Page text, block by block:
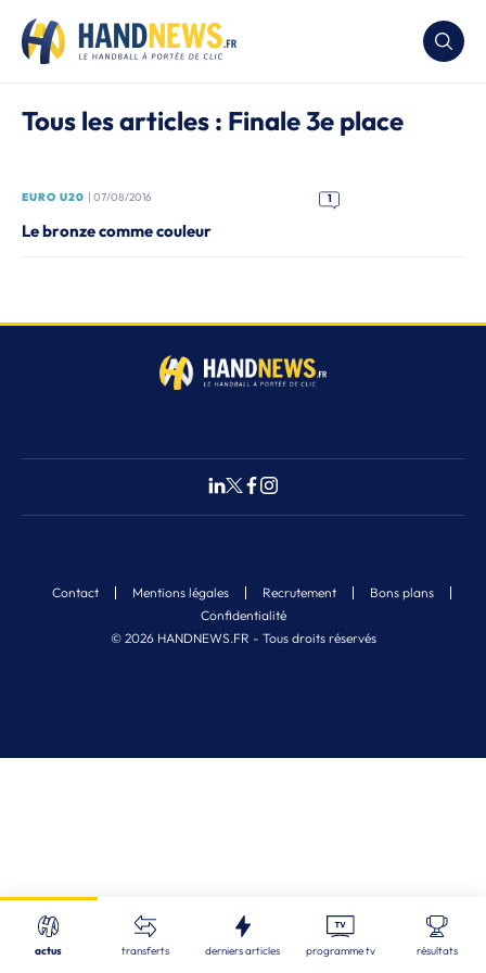
Recherche
Tous les articles : Finale 3e place
EURO U20 | 07/08/2016 1
Le bronze comme couleur
© 2026 HANDNEWS.FR - Tous droits réservés
Contact Mentions légales Recrutement
Bons plans
Confidentialité
actus transferts derniers articles programme tv résultats
Nos derniers articles
EDF (M) U18 - 1/4 | 06/08/2026